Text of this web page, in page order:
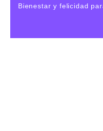
Bienestar y felicidad